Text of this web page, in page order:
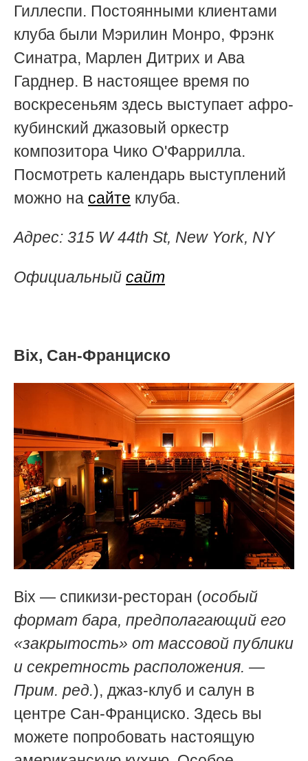
Гиллеспи. Постоянными клиентами
клуба были Мэрилин Монро, Фрэнк
Синатра, Марлен Дитрих и Ава
Гарднер. В настоящее время по
воскресеньям здесь выступает афро-
кубинский джазовый оркестр
композитора Чико О'Фаррилла.
Посмотреть календарь выступлений
можно на сайте клуба.
Адрес: 315 W 44th St, New York, NY
Официальный сайт
Bix, Сан-Франциско
Bix — спикизи-ресторан (особый
формат бара, предполагающий его
«закрытость» от массовой публики
и секретность расположения. —
Прим. ред.), джаз-клуб и салун в
центре Сан-Франциско. Здесь вы
можете попробовать настоящую